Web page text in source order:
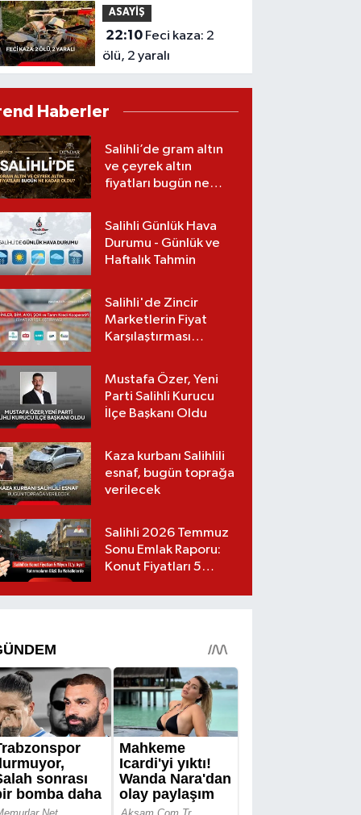
ASAYİŞ
22:10
ölü, 2 yaralı
Haberler
Salihli’de gram altın
ve çeyrek altın
fiyatları bugün ne
(08.08.2026)
Salihli Günlük Hava
Durumu - Günlük ve
Haftalık Tahmin
Salihli'de Zincir
Marketlerin Fiyat
Karşılaştırması
Mustafa Özer, Yeni
Parti Salihli Kurucu
İlçe Başkanı Oldu
Kaza kurbanı Salihlili
esnaf, bugün toprağa
verilecek
Salihli 2026 Temmuz
Sonu Emlak Raporu:
Konut Fiyatları 5